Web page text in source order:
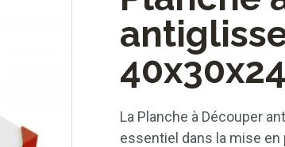
40x30x24
La Planche à Découper
essentiel dans la mise